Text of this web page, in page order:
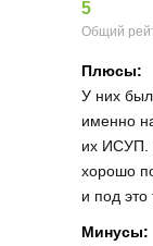
5
Общий
Плюсы:
У них
именно
их ИСУП.
хорошо
и под
Минусы: